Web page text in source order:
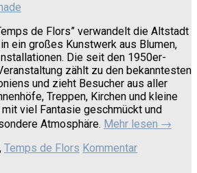
de Flors” verwandelt die Altstadt
ein großes Kunstwerk aus Blumen,
Die seit den 1950er-
zählt zu den bekanntesten
und zieht Besucher aus aller
Treppen, Kirchen und kleine
viel Fantasie geschmückt und
Atmosphäre. Mehr lesen →
, Temps de Flors Kommentar